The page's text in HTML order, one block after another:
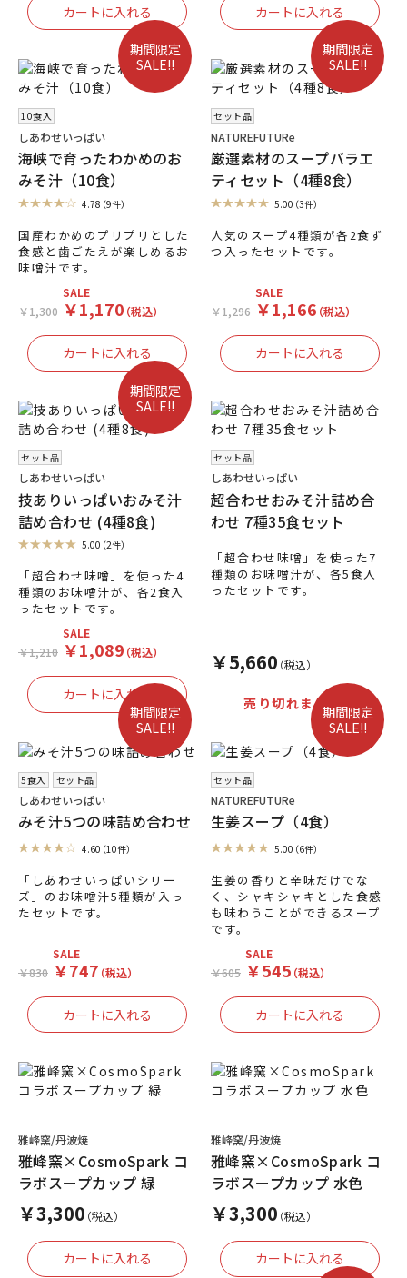
期間限定
SALE!!
10食入
しあわせいっぱい
海峡で育ったわかめのお
みそ汁（10食）
4.78（9件）
国産わかめのプリプリとした
食感と歯ごたえが楽しめるお
味噌汁です。
￥1,300
SALE
￥1,170（税込）
期間限定
SALE!!
セット品
NATUREFUTURe
厳選素材のスープバラエ
ティセット（4種8食）
5.00（3件）
人気のスープ4種類が各2食ず
つ入ったセットです。
￥1,296
SALE
￥1,166（税込）
期間限定
SALE!!
セット品
しあわせいっぱい
技ありいっぱいおみそ汁
詰め合わせ (4種8食)
5.00（2件）
「超合わせ味噌」を使った4
種類のお味噌汁が、各2食入
ったセットです。
￥1,210
SALE
￥1,089（税込）
セット品
しあわせいっぱい
超合わせおみそ汁詰め合
わせ 7種35食セット
「超合わせ味噌」を使った7
種類のお味噌汁が、各5食入
ったセットです。
￥5,660（税込）
売り切れました。
期間限定
SALE!!
5食入 セット品
しあわせいっぱい
みそ汁5つの味詰め合わせ
4.60（10件）
「しあわせいっぱいシリー
ズ」のお味噌汁5種類が入っ
たセットです。
￥830
SALE
￥747（税込）
期間限定
SALE!!
セット品
NATUREFUTURe
生姜スープ（4食）
5.00（6件）
生姜の香りと辛味だけでな
く、シャキシャキとした食感
も味わうことができるスープ
です。
￥605
SALE
￥545（税込）
雅峰窯/丹波焼
雅峰窯×CosmoSpark コ
ラボスープカップ 緑
￥3,300（税込）
雅峰窯/丹波焼
雅峰窯×CosmoSpark コ
ラボスープカップ 水色
￥3,300（税込）